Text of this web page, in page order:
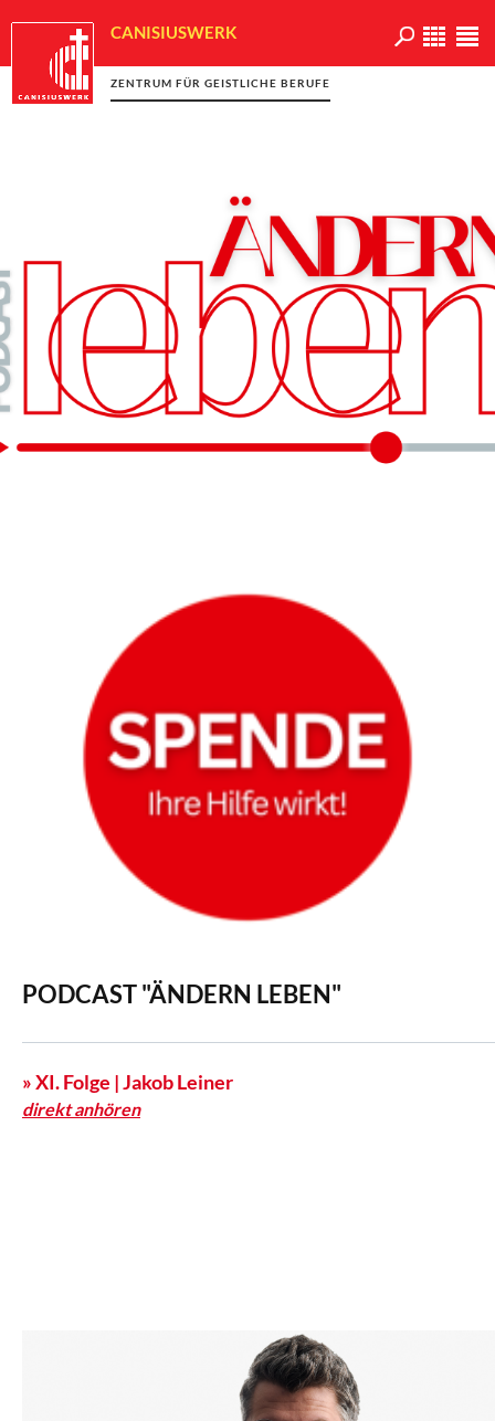
CANISIUSWERK
ZENTRUM FÜR GEISTLICHE BERUFE
PODCAST "ÄNDERN LEBEN"
» XI. Folge | Jakob Leiner
direkt anhören